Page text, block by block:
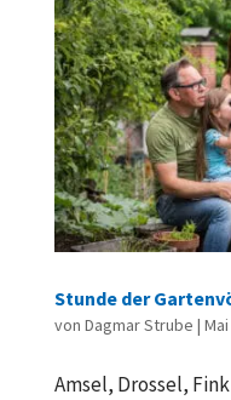
Stunde der
von Dagmar Strube |
Amsel, Drossel,